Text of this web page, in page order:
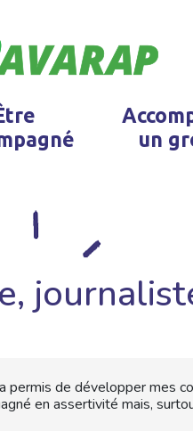
un
permis de développer mes
en assertivité mais,